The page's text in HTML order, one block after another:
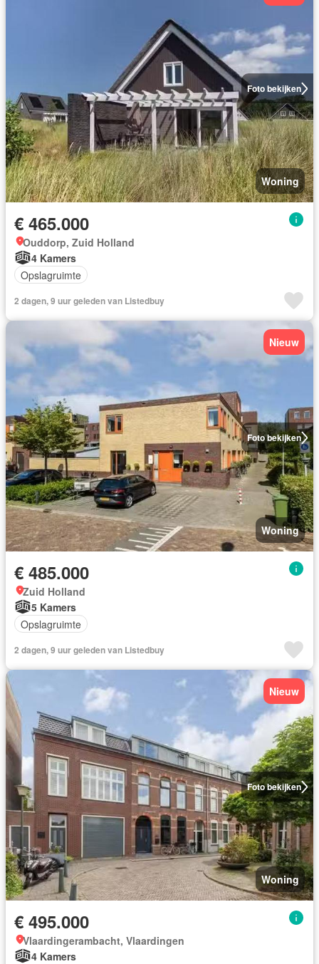
Foto bekijken
Woning
€ 465.000
Ouddorp, Zuid Holland
4 Kamers
Opslagruimte
2 dagen, 9 uur geleden van Listedbuy
Foto bekijken
Nieuw
Woning
€ 485.000
Zuid Holland
5 Kamers
Opslagruimte
2 dagen, 9 uur geleden van Listedbuy
Foto bekijken
Nieuw
Woning
€ 495.000
Vlaardingerambacht, Vlaardingen
4 Kamers